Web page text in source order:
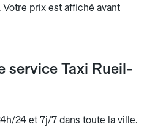
Votre prix est affiché avant
service Taxi Rueil-
24 et 7j/7 dans toute la ville.